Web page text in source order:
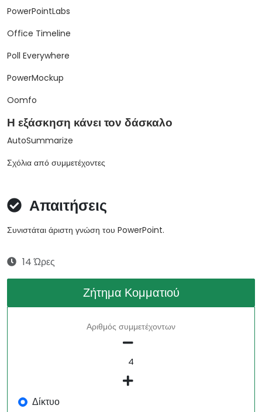
PowerPointLabs
Office Timeline
Poll Everywhere
PowerMockup
Oomfo
Η εξάσκηση κάνει τον δάσκαλο
AutoSummarize
Σχόλια από συμμετέχοντες
Απαιτήσεις
Συνιστάται άριστη γνώση του PowerPoint.
14 Ώρες
Ζήτημα Κομματιού
Αριθμός συμμετέχοντων
Δίκτυο